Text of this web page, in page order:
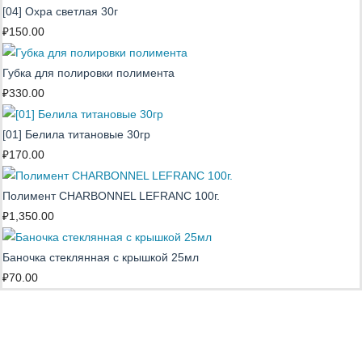
[04] Охра светлая 30г
₽150.00
Губка для полировки полимента
₽330.00
[01] Белила титановые 30гр
₽170.00
Полимент CHARBONNEL LEFRANC 100г.
₽1,350.00
Баночка стеклянная с крышкой 25мл
₽70.00